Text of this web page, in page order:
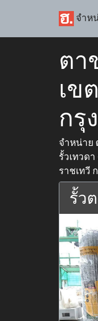
จำห
ตา
เข
กรุ
จำหน่าย
รั้วเทวด
ราชเทวี
รั้ว